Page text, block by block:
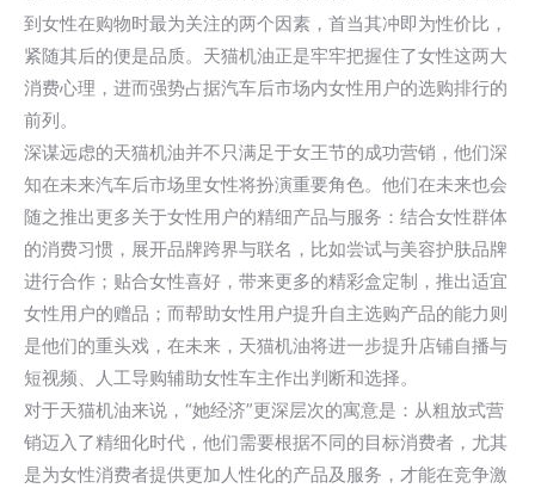
到女性在购物时最为关注的两个因素，首当其冲即为性价比，
紧随其后的便是品质。天猫机油正是牢牢把握住了女性这两大
消费心理，进而强势占据汽车后市场内女性用户的选购排行的
前列。
深谋远虑的天猫机油并不只满足于女王节的成功营销，他们深
知在未来汽车后市场里女性将扮演重要角色。他们在未来也会
随之推出更多关于女性用户的精细产品与服务：结合女性群体
的消费习惯，展开品牌跨界与联名，比如尝试与美容护肤品牌
进行合作；贴合女性喜好，带来更多的精彩盒定制，推出适宜
女性用户的赠品；而帮助女性用户提升自主选购产品的能力则
是他们的重头戏，在未来，天猫机油将进一步提升店铺自播与
短视频、人工导购辅助女性车主作出判断和选择。
对于天猫机油来说，“她经济”更深层次的寓意是：从粗放式营
销迈入了精细化时代，他们需要根据不同的目标消费者，尤其
是为女性消费者提供更加人性化的产品及服务，才能在竞争激